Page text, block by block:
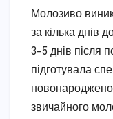
Молозиво
за кілька днів
3-5 днів після
підготувала
звичайного